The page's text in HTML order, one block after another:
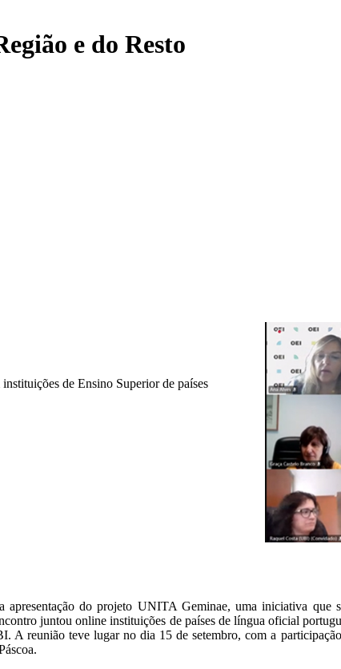
e do Resto
de Ensino Superior de países
do projeto UNITA Geminae, uma iniciativa que
juntou online instituições de países de língua oficial
reunião teve lugar no dia 15 de setembro, com a